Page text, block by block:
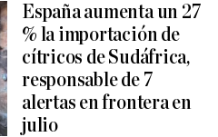
España aumenta un 27
% la importación de
cítricos de Sudáfrica,
responsable de 7
alertas en frontera en
julio